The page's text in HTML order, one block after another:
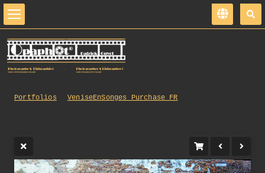
Portfolios
VeniseEnSonges_Purchase_FR